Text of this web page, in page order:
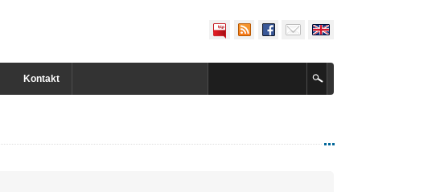
Kontakt